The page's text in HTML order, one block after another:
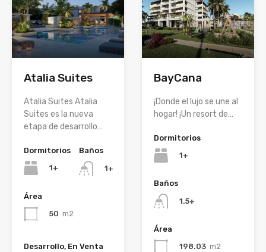
Atalia Suites
Atalia Suites Atalia
Suites es la nueva
etapa de desarrollo…
Dormitorios
1+
Baños
1+
Área
50 m2
Desarrollo, En Venta
BayCana
¡Donde el lujo se une al
hogar! ¡Un resort de…
Dormitorios
1+
Baños
1.5+
Área
198.03 m2